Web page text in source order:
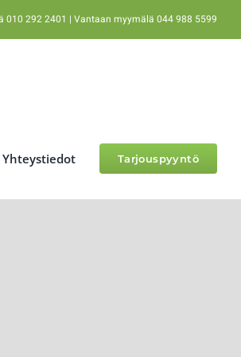
010 292 2401 | Vantaan myymälä 044 988 5599
Yhteystiedot Tarjouspyyntö